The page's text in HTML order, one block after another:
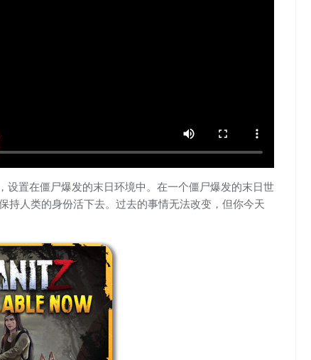
置在僵尸爆发的末日环境中。在一个僵尸爆发的末日世
持人类的身份活下去。过去的事情无法改变，但你今天